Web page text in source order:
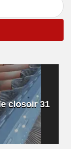
closoir 31